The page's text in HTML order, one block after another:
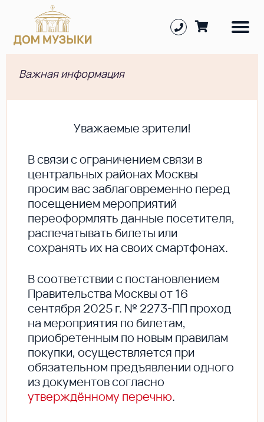
Важная информация
Уважаемые зрители!
В cвязи с ограничением связи в
центральных районах Москвы
просим вас заблаговременно перед
посещением мероприятий
переоформлять данные посетителя,
распечатывать билеты или
сохранять их на своих смартфонах.
В соответствии с постановлением
Правительства Москвы от 16
сентября 2025 г. № 2273-ПП проход
на мероприятия по билетам,
приобретенным по новым правилам
покупки, осуществляется при
обязательном предъявлении одного
из документов согласно
утверждённому перечню.